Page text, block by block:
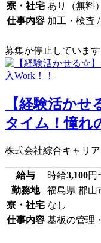
寮・社宅 あり（無料）
仕事内容 加工・検査
募集が停止しています
【経験活か
タイム！憧れ
株式会社綜合キャリ
給与 時給3,100円
勤務地
福島県 郡山
寮・社宅 なし
仕事内容 基板の管理